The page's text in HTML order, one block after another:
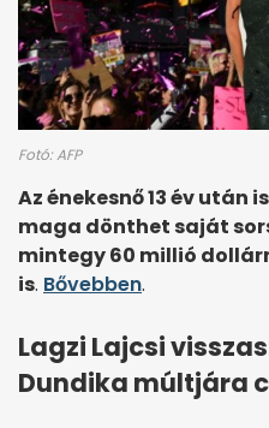
Fotó: AFP
Az énekesnő 13 év után
maga dönthet saját
mintegy 60 millió
is. Bővebben.
Lagzi Lajcsi
Dundika múltjára